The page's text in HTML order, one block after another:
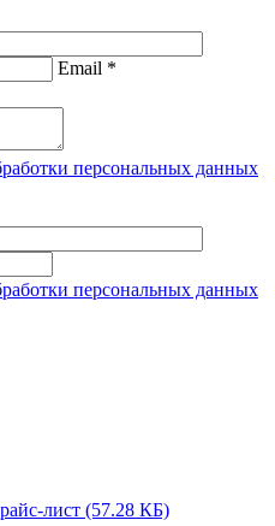
Email *
персональных данных
персональных данных
лист (57.28 КБ)